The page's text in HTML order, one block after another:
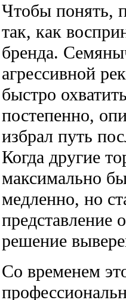
Чтобы понять,
так, как
бренда.
агрессивной
быстро
постепенно,
избрал путь
Когда другие
максимально
медленно, но
представление
решение
Со временем